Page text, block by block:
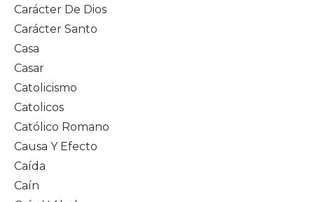
Carácter De Dios
Carácter Santo
Casa
Casar
Catolicismo
Catolicos
Católico Romano
Causa Y Efecto
Caída
Caín